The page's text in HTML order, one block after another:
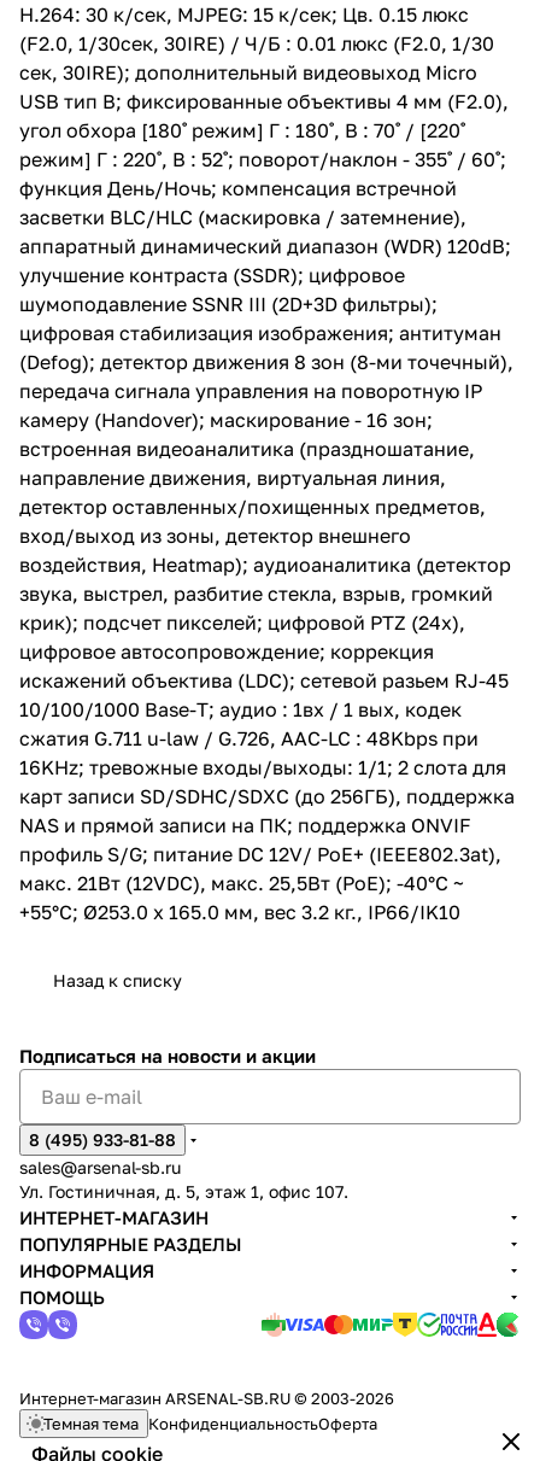
355˚ / 60˚; функция День/Ночь;
компенсация встречной
засветки BLC/HLC (маскировка /
затемнение), аппаратный
динамический диапазон (WDR)
120dB; улучшение контраста
(SSDR); цифровое
шумоподавление SSNR III
(2D+3D фильтры); цифровая
стабилизация изображения;
антитуман (Defog); детектор
движения 8 зон (8-ми
точечный), передача сигнала
управления на поворотную IP
камеру (Handover);
маскирование - 16 зон;
встроенная видеоаналитика
(праздношатание, направление
движения, виртуальная линия,
детектор оставленных/
похищенных предметов, вход/
выход из зоны, детектор
внешнего воздействия,
Heatmap); аудиоаналитика
(детектор звука, выстрел,
разбитие стекла, взрыв,
громкий крик); подсчет
пикселей; цифровой PTZ (24х),
цифровое автосопровождение;
коррекция искажений
объектива (LDC); сетевой
разьем RJ-45 10/100/1000 Base-
T; аудио : 1вх / 1 вых, кодек
сжатия G.711 u-law / G.726, AAC-
LC : 48Kbps при 16KHz;
тревожные входы/выходы: 1/1; 2
слота для карт записи
SD/SDHC/SDXC (до 256ГБ),
поддержка NAS и прямой
записи на ПК; поддержка ONVIF
профиль S/G; питание DC 12V/
PoE+ (IEEE802.3at), макс. 21Вт
мм, вес 3.2 кг., IP66/IK10
H.264: 30 к/сек, MJPEG: 15 к/сек; Цв. 0.15 люкс
(F2.0, 1/30сек, 30IRE) / Ч/Б : 0.01 люкс (F2.0, 1/30
сек, 30IRE); дополнительный видеовыход Micro
USB тип B; фиксированные объективы 4 мм (F2.0),
угол обхора [180˚ режим] Г : 180˚, В : 70˚ / [220˚
режим] Г : 220˚, В : 52˚; поворот/наклон - 355˚ / 60˚;
функция День/Ночь; компенсация встречной
засветки BLC/HLC (маскировка / затемнение),
аппаратный динамический диапазон (WDR) 120dB;
улучшение контраста (SSDR); цифровое
шумоподавление SSNR III (2D+3D фильтры);
цифровая стабилизация изображения; антитуман
(Defog); детектор движения 8 зон (8-ми точечный),
передача сигнала управления на поворотную IP
камеру (Handover); маскирование - 16 зон;
встроенная видеоаналитика (праздношатание,
направление движения, виртуальная линия,
детектор оставленных/похищенных предметов,
вход/выход из зоны, детектор внешнего
воздействия, Heatmap); аудиоаналитика (детектор
звука, выстрел, разбитие стекла, взрыв, громкий
крик); подсчет пикселей; цифровой PTZ (24х),
цифровое автосопровождение; коррекция
искажений объектива (LDC); сетевой разьем RJ-45
10/100/1000 Base-T; аудио : 1вх / 1 вых, кодек
сжатия G.711 u-law / G.726, AAC-LC : 48Kbps при
16KHz; тревожные входы/выходы: 1/1; 2 слота для
карт записи SD/SDHC/SDXC (до 256ГБ), поддержка
NAS и прямой записи на ПК; поддержка ONVIF
профиль S/G; питание DC 12V/ PoE+ (IEEE802.3at),
макс. 21Вт (12VDC), макс. 25,5Вт (PoE); -40°C ~
+55°C; Ø253.0 x 165.0 мм, вес 3.2 кг., IP66/IK10
Назад к списку
Файлы cookie
Подписаться на новости и акции
8 (495) 933-81-88
sales@arsenal-sb.ru
Ул. Гостиничная, д. 5, этаж 1, офис 107.
ИНТЕРНЕТ-МАГАЗИН
ПОПУЛЯРНЫЕ РАЗДЕЛЫ
ИНФОРМАЦИЯ
ПОМОЩЬ
Интернет-магазин ARSENAL-SB.RU © 2003-2026
Темная тема КонфиденциальностьОферта